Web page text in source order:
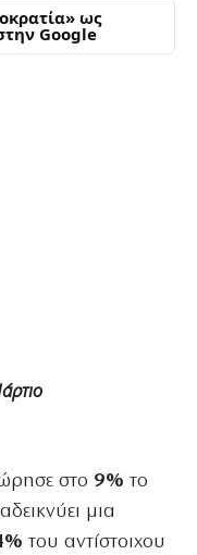
ως
Google
στο 9% το
μια
του αντίστοιχου